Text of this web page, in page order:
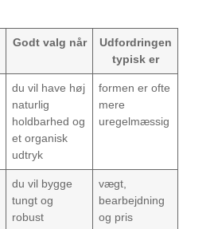
Godt valg når
Udfordringen
typisk er
du vil have høj
naturlig
holdbarhed og
et organisk
udtryk
formen er ofte
mere
uregelmæssig
du vil bygge
tungt og
robust
vægt,
bearbejdning
og pris